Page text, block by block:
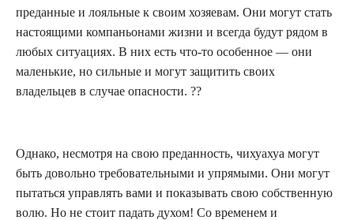
преданные и лояльные к своим хозяевам. Они могут стать
настоящими компаньонами жизни и всегда будут рядом в
любых ситуациях. В них есть что-то особенное — они
маленькие, но сильные и могут защитить своих
владельцев в случае опасности. ??
Однако, несмотря на свою преданность, чихуахуа могут
быть довольно требовательными и упрямыми. Они могут
пытаться управлять вами и показывать свою собственную
волю. Но не стоит падать духом! Со временем и